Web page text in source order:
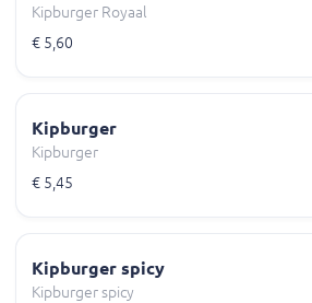
Kipburger Royaal
€ 5,60
Kipburger
Kipburger
€ 5,45
Kipburger spicy
Kipburger spicy